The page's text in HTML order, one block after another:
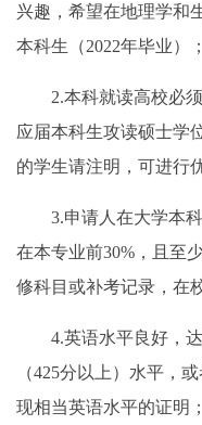
兴趣，希望在地理学和
本科生（2022年毕业）；
2.本科就读高校必须
应届本科生攻读硕士学
的学生请注明，可进行
3.申请人在大学本科
在本专业前30%，且至
修科目或补考记录，在
4.英语水平良好，达
（425分以上）水平，
现相当英语水平的证明；